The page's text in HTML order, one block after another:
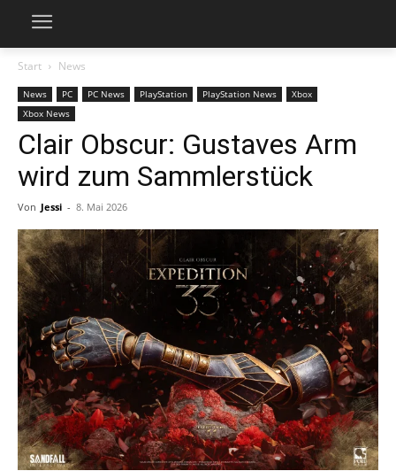
Start News
News PC PC News PlayStation PlayStation News
Xbox
Xbox News
Clair Obscur: Gustaves Arm
wird zum Sammlerstück
Von Jessi - 8. Mai 2026